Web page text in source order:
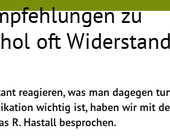
zu
oft Widerstand
reagieren, was man dagegen
wichtig ist, haben wir mit
R. Hastall besprochen.